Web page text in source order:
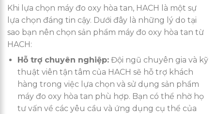
Khi lựa chọn máy đo oxy hòa tan, HACH là một sự
lựa chọn đáng tin cậy. Dưới đây là những lý do tại
sao bạn nên chọn sản phẩm máy đo oxy hòa tan từ
HACH:
Hỗ trợ chuyên nghiệp:Đội ngũ chuyên gia và kỹ
thuật viên tận tâm của HACH sẽ hỗ trợ khách
hàng trong việc lựa chọn và sử dụng sản phẩm
máy đo oxy hòa tan phù hợp. Bạn có thể nhờ họ
tư vấn về các yêu cầu và ứng dụng cụ thể của